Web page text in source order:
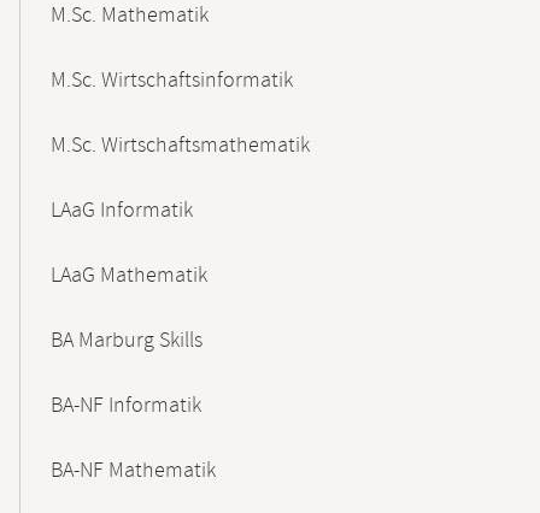
M.Sc. Mathematik
M.Sc. Wirtschaftsinformatik
M.Sc. Wirtschaftsmathematik
LAaG Informatik
LAaG Mathematik
BA Marburg Skills
BA-NF Informatik
BA-NF Mathematik